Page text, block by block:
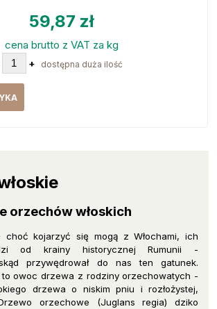
59,87 zł
cena brutto z VAT za kg
+ dostępna duża ilość
orzechów włoskich
choć kojarzyć się mogą z Włochami, ich
od krainy historycznej Rumunii -
przywędrował do nas ten gatunek.
to owoc drzewa z rodziny orzechowatych -
drzewa o niskim pniu i rozłożystej,
orzechowe (Juglans regia) dziko